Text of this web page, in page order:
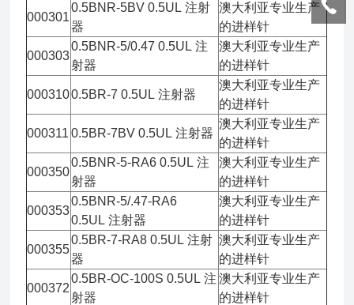
000301
0.5BNR-5BV 0.5UL 注射
器
澳大利亚专业生产
的进样针
000303
0.5BNR-5/0.47 0.5UL 注
射器
澳大利亚专业生产
的进样针
0003100.5BR-7 0.5UL 注射器
澳大利亚专业生产
的进样针
000311 0.5BR-7BV 0.5UL 注射器
澳大利亚专业生产
的进样针
000350
0.5BNR-5-RA6 0.5UL 注
射器
澳大利亚专业生产
的进样针
000353
0.5BNR-5/.47-RA6
0.5UL 注射器
澳大利亚专业生产
的进样针
000355
0.5BR-7-RA8 0.5UL 注射
器
澳大利亚专业生产
的进样针
000372
0.5BR-OC-100S 0.5UL 注
射器
澳大利亚专业生产
的进样针